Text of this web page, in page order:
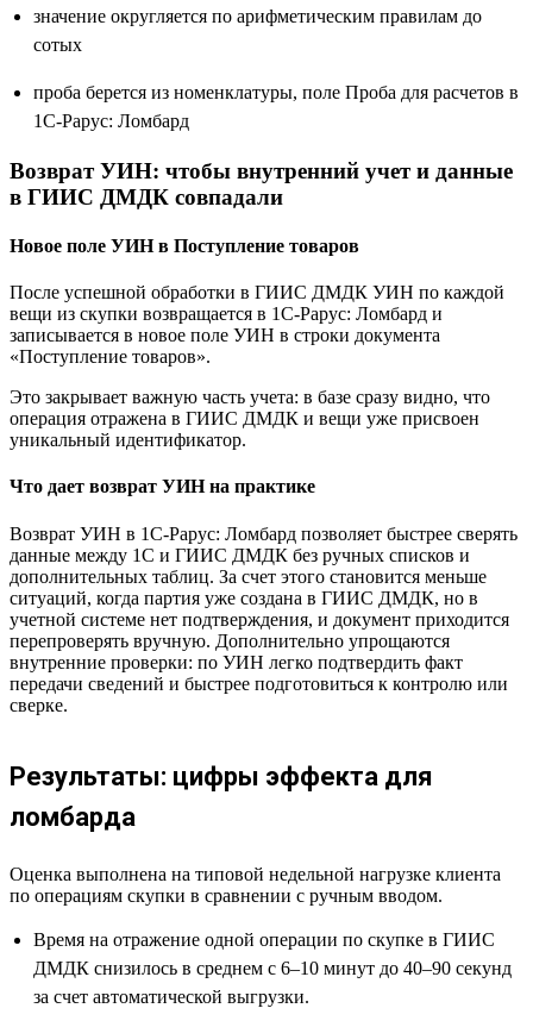
значение округляется по арифметическим правилам до
сотых
проба берется из номенклатуры, поле Проба для расчетов в
1С-Рарус: Ломбард
Возврат УИН: чтобы внутренний учет и данные
в ГИИС ДМДК совпадали
Новое поле УИН в Поступление товаров
После успешной обработки в ГИИС ДМДК УИН по каждой
вещи из скупки возвращается в 1С-Рарус: Ломбард и
записывается в новое поле УИН в строки документа
«Поступление товаров».
Это закрывает важную часть учета: в базе сразу видно, что
операция отражена в ГИИС ДМДК и вещи уже присвоен
уникальный идентификатор.
Что дает возврат УИН на практике
Возврат УИН в 1С-Рарус: Ломбард позволяет быстрее сверять
данные между 1С и ГИИС ДМДК без ручных списков и
дополнительных таблиц. За счет этого становится меньше
ситуаций, когда партия уже создана в ГИИС ДМДК, но в
учетной системе нет подтверждения, и документ приходится
перепроверять вручную. Дополнительно упрощаются
внутренние проверки: по УИН легко подтвердить факт
передачи сведений и быстрее подготовиться к контролю или
сверке.
Результаты: цифры эффекта для
ломбарда
Оценка выполнена на типовой недельной нагрузке клиента
по операциям скупки в сравнении с ручным вводом.
Время на отражение одной операции по скупке в ГИИС
ДМДК снизилось в среднем с 6–10 минут до 40–90 секунд
за счет автоматической выгрузки.